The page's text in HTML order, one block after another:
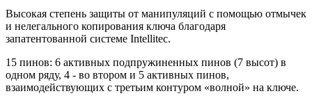
Высокая степень защиты от манипуляций с помощью отмычек
и нелегального копирования ключа благодаря
запатентованной системе Intellitec.
15 пинов: 6 активных подпружиненных пинов (7 высот) в
одном ряду, 4 - во втором и 5 активных пинов,
взаимодействующих с третьим контуром «волной» на ключе.